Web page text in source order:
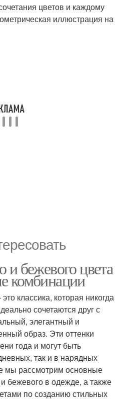
цветов и каждому
иллюстрация на
и бежевого цвета
комбинации
классика, которая никогда
сочетаются друг с
элегантный и
образ. Эти оттенки
года и могут быть
так и в нарядных
мы рассмотрим основные
бежевого в одежде, а также
по созданию стильных